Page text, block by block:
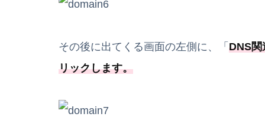
その後に出てくる画面の左側に、「 DNS関
リックします。